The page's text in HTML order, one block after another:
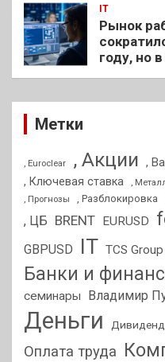
IT
Рынок
году, но
Метки
, Euroclear , Акции ,
, Ключевая ставка
,
, Прогнозы , Разблокировка
, ЦБ BRENT EURUSD
GBPUSD IT TCS Group
Банки и
семинары
Владимир
Деньги
Оплата труда